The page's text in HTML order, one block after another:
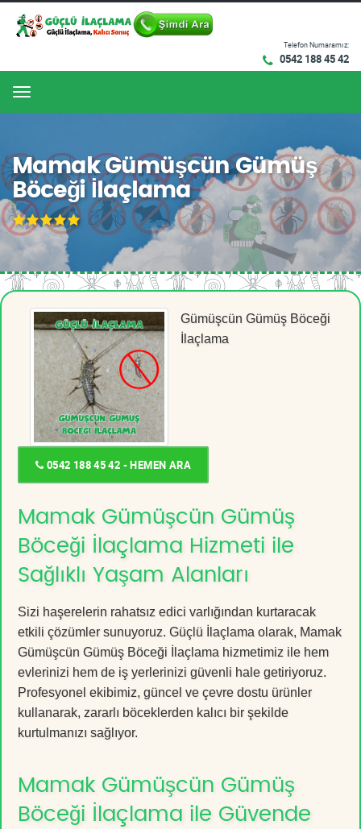
Telefon Numaramız:
0542 188 45 42
Menu
Mamak Gümüşcün Gümüş
Böceği İlaçlama
Gümüşcün Gümüş Böceği
İlaçlama
0542 188 45 42 - HEMEN ARA
Mamak Gümüşcün Gümüş
Böceği İlaçlama Hizmeti ile
Sağlıklı Yaşam Alanları
Sizi haşerelerin rahatsız edici varlığından kurtaracak
etkili çözümler sunuyoruz. Güçlü İlaçlama olarak, Mamak
Gümüşcün Gümüş Böceği İlaçlama hizmetimiz ile hem
evlerinizi hem de iş yerlerinizi güvenli hale getiriyoruz.
Profesyonel ekibimiz, güncel ve çevre dostu ürünler
kullanarak, zararlı böceklerden kalıcı bir şekilde
kurtulmanızı sağlıyor.
Mamak Gümüşcün Gümüş
Böceği İlaçlama ile Güvende